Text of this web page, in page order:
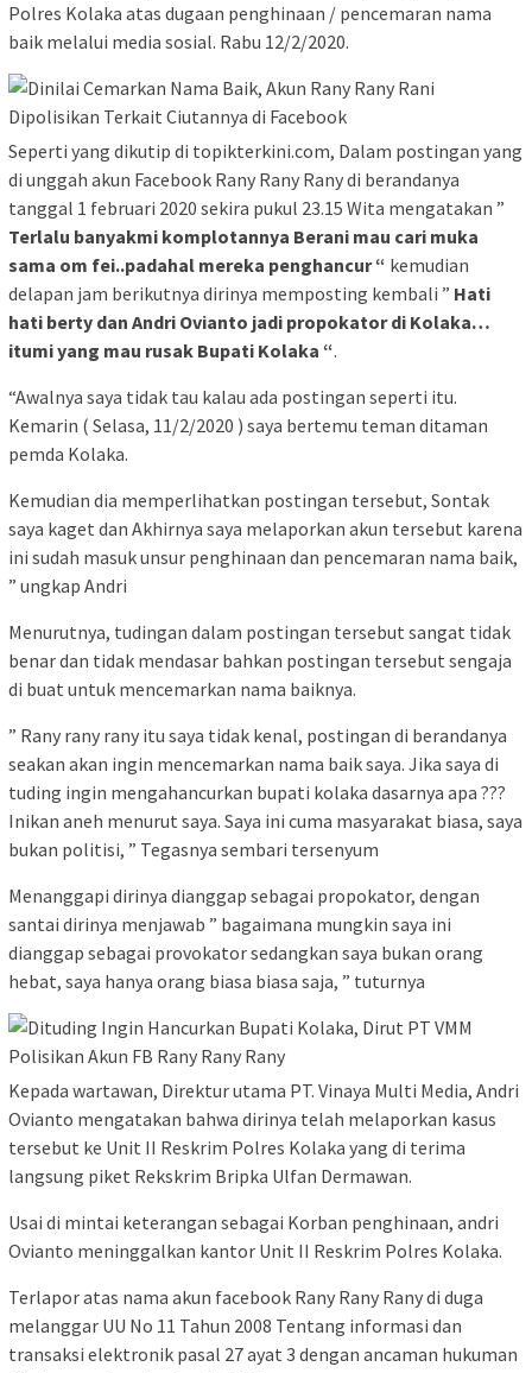
Polres Kolaka atas dugaan penghinaan / pencemaran nama
baik melalui media sosial. Rabu 12/2/2020.
Seperti yang dikutip di topikterkini.com, Dalam postingan yang
di unggah akun Facebook Rany Rany Rany di berandanya
tanggal 1 februari 2020 sekira pukul 23.15 Wita mengatakan ”
Terlalu banyakmi komplotannya Berani mau cari muka
sama om fei..padahal mereka penghancur “ kemudian
delapan jam berikutnya dirinya memposting kembali ” Hati
hati berty dan Andri Ovianto jadi propokator di Kolaka…
itumi yang mau rusak Bupati Kolaka “.
“Awalnya saya tidak tau kalau ada postingan seperti itu.
Kemarin ( Selasa, 11/2/2020 ) saya bertemu teman ditaman
pemda Kolaka.
Kemudian dia memperlihatkan postingan tersebut, Sontak
saya kaget dan Akhirnya saya melaporkan akun tersebut karena
ini sudah masuk unsur penghinaan dan pencemaran nama baik,
” ungkap Andri
Menurutnya, tudingan dalam postingan tersebut sangat tidak
benar dan tidak mendasar bahkan postingan tersebut sengaja
di buat untuk mencemarkan nama baiknya.
” Rany rany rany itu saya tidak kenal, postingan di berandanya
seakan akan ingin mencemarkan nama baik saya. Jika saya di
tuding ingin mengahancurkan bupati kolaka dasarnya apa ???
Inikan aneh menurut saya. Saya ini cuma masyarakat biasa, saya
bukan politisi, ” Tegasnya sembari tersenyum
Menanggapi dirinya dianggap sebagai propokator, dengan
santai dirinya menjawab ” bagaimana mungkin saya ini
dianggap sebagai provokator sedangkan saya bukan orang
hebat, saya hanya orang biasa biasa saja, ” tuturnya
Kepada wartawan, Direktur utama PT. Vinaya Multi Media, Andri
Ovianto mengatakan bahwa dirinya telah melaporkan kasus
tersebut ke Unit II Reskrim Polres Kolaka yang di terima
langsung piket Rekskrim Bripka Ulfan Dermawan.
Usai di mintai keterangan sebagai Korban penghinaan, andri
Ovianto meninggalkan kantor Unit II Reskrim Polres Kolaka.
Terlapor atas nama akun facebook Rany Rany Rany di duga
melanggar UU No 11 Tahun 2008 Tentang informasi dan
transaksi elektronik pasal 27 ayat 3 dengan ancaman hukuman